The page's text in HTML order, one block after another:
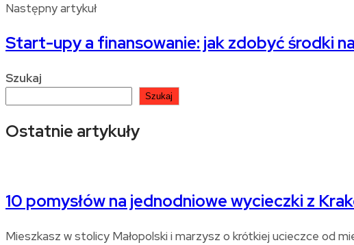
Następny artykuł
Start-upy a finansowanie: jak zdobyć środki
Szukaj
Szukaj
Ostatnie artykuły
10 pomysłów na jednodniowe wycieczki z
Mieszkasz w stolicy Małopolski i marzysz o krótkiej ucieczce od